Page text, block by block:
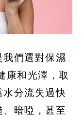
們選對保濕
康和光澤，取
分流失過快
暗啞，甚至